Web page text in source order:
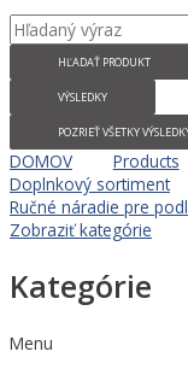
HĽADAŤ PRODUKT
VÝSLEDKY
POZRIEŤ VŠETKY
DOMOV Products
Doplnkový sortiment
Ručné náradie pre
Zobraziť kategórie
Kategórie
Menu